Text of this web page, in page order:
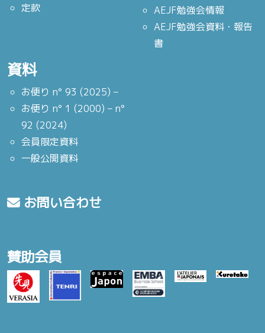
定款
AEJF勉強会情報
AEJF勉強会資料・報告
書
資料
お便り n° 93 (2025) –
お便り n° 1 (2000) – n°
92 (2024)
会員限定資料
一般公開資料
お問い合わせ
賛助会員